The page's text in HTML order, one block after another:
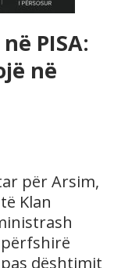
PISA:
në
për Arsim,
Klan
dështimit